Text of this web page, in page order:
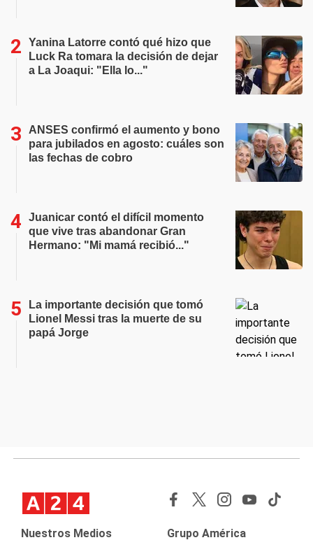
Yanina Latorre contó qué hizo que
Luck Ra tomara la decisión de dejar
a La Joaqui: "Ella lo..."
ANSES confirmó el aumento y bono
para jubilados en agosto: cuáles son
las fechas de cobro
Juanicar contó el difícil momento
que vive tras abandonar Gran
Hermano: "Mi mamá recibió..."
La importante decisión que tomó
Lionel Messi tras la muerte de su
papá Jorge
Nuestros Medios Grupo América